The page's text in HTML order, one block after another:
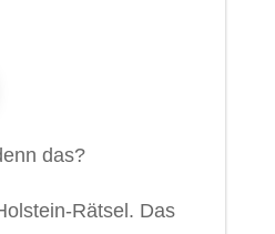
das?
Rätsel. Das